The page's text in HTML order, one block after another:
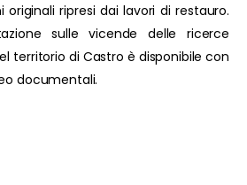
originali ripresi dai lavori di restauro.
sulle vicende delle ricerce
territorio di Castro è disponibile con
documentali.